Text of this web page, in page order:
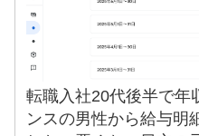
転職入社20代後半で年
ンスの男性から給与明